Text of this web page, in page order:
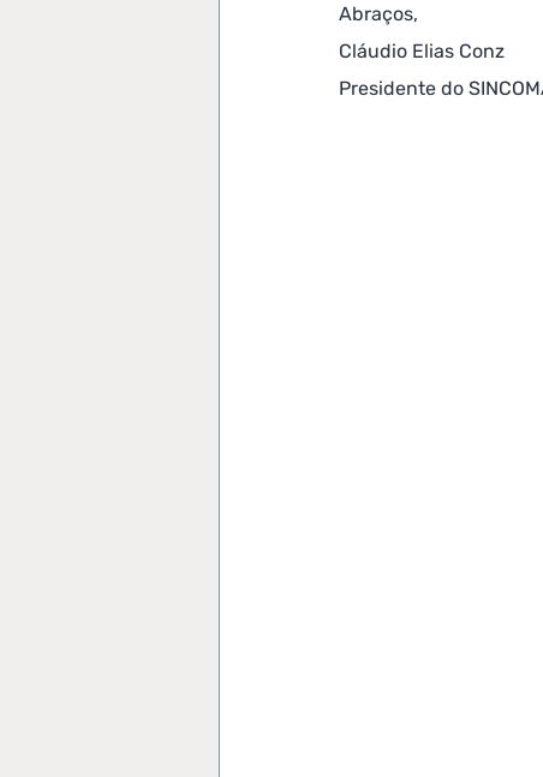
Abraços,
Cláudio Elias Conz
Presidente do